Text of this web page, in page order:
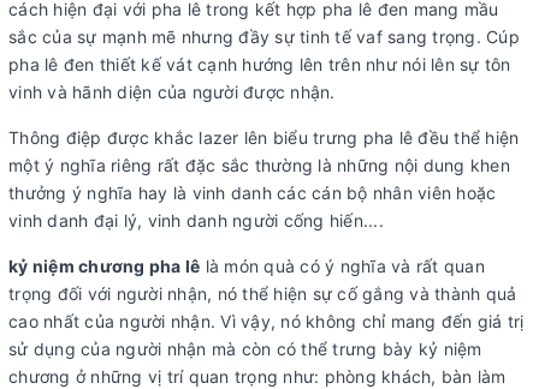
cách hiện đại với pha lê trong kết hợp pha lê đen mang mầu
sắc của sự mạnh mẽ nhưng đầy sự tinh tế vaf sang trọng. Cúp
pha lê đen thiết kế vát cạnh hướng lên trên như nói lên sự tôn
vinh và hãnh diện của người được nhận.
Thông điệp được khắc lazer lên biểu trưng pha lê đều thể hiện
một ý nghĩa riêng rất đặc sắc thường là những nội dung khen
thưởng ý nghĩa hay là vinh danh các cán bộ nhân viên hoặc
vinh danh đại lý, vinh danh người cống hiến....
kỷ niệm chương pha lê là món quà có ý nghĩa và rất quan
trọng đối với người nhận, nó thể hiện sự cố gắng và thành quả
cao nhất của người nhận. Vì vậy, nó không chỉ mang đến giá trị
sử dụng của người nhận mà còn có thể trưng bày kỷ niệm
chương ở những vị trí quan trọng như: phòng khách, bàn làm